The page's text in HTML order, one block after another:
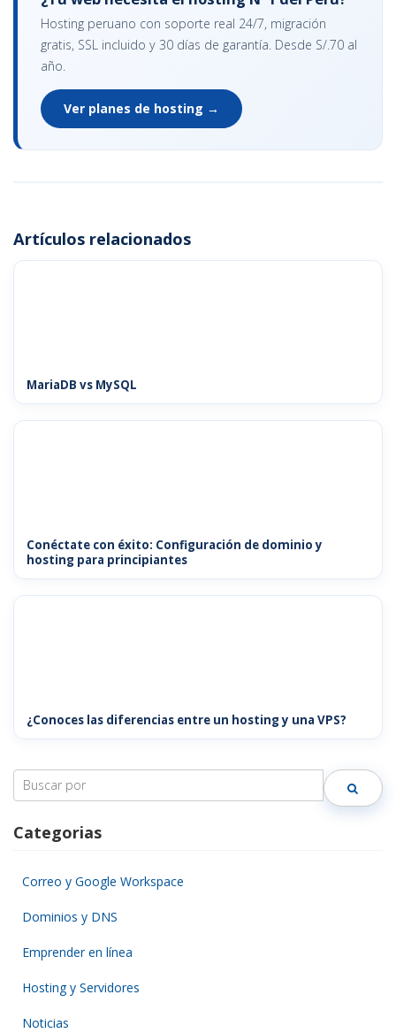
Hosting peruano con soporte real 24/7, migración
gratis, SSL incluido y 30 días de garantía. Desde S/.70 al
año.
Ver planes de hosting →
Artículos relacionados
MariaDB vs MySQL
Conéctate con éxito: Configuración de dominio y
hosting para principiantes
¿Conoces las diferencias entre un hosting y una VPS?
Search
for:
Categorias
Correo y Google Workspace
Dominios y DNS
Emprender en línea
Hosting y Servidores
Noticias